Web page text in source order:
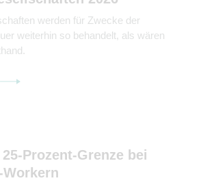
werden für Zwecke der
weiterhin so behandelt, als wären
Prozent-Grenze bei